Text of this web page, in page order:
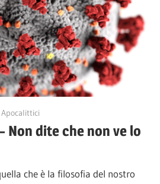
Non dite che non ve lo
che è la filosofia del nostro